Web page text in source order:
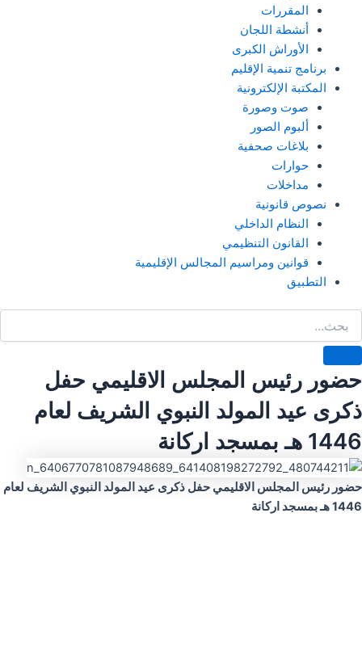
المقررات
أنشطة اللجان
الأوراش الكبرى
برنامج تنمية الإقليم
المكتبة الإلكترونية
صوت وصورة
ألبوم الصور
بلاغات صحفية
حوارات
مداخلات
نصوص قانونية
النظام الداخلي
القانون التنظيمي
قوانين ومراسيم المجالس الإقليمية
التطبيق
حضور رئيس المجلس الاقليمي حفل
ذكرى عيد المولد النبوي الشريف لعام
1446 هـ بمسجد اركانة
حضور رئيس المجلس الاقليمي حفل ذكرى عيد المولد النبوي الشريف لعام
1446 هـ بمسجد اركانة